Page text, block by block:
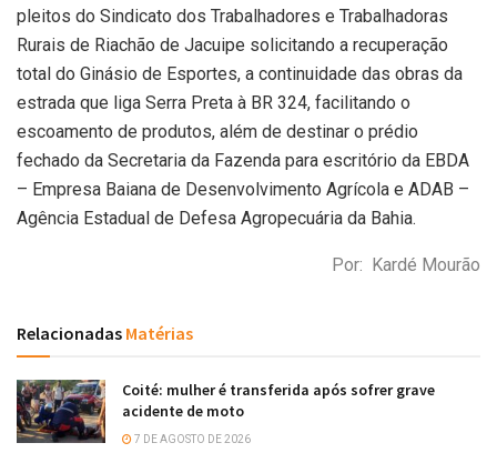
pleitos do Sindicato dos Trabalhadores e Trabalhadoras
Rurais de Riachão de Jacuipe solicitando a recuperação
total do Ginásio de Esportes, a continuidade das obras da
estrada que liga Serra Preta à BR 324, facilitando o
escoamento de produtos, além de destinar o prédio
fechado da Secretaria da Fazenda para escritório da EBDA
– Empresa Baiana de Desenvolvimento Agrícola e ADAB –
Agência Estadual de Defesa Agropecuária da Bahia.
Por: Kardé Mourão
Relacionadas Matérias
Coité: mulher é transferida após sofrer grave
acidente de moto
7 DE AGOSTO DE 2026